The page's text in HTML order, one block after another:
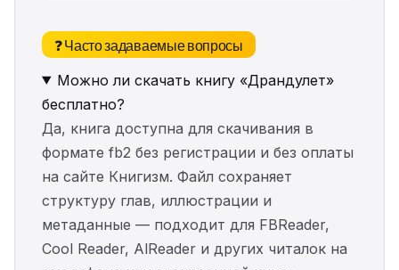
❓ Часто задаваемые вопросы
Можно ли скачать книгу «Драндулет»
бесплатно?
Да, книга доступна для скачивания в
формате fb2 без регистрации и без оплаты
на сайте Книгизм. Файл сохраняет
структуру глав, иллюстрации и
метаданные — подходит для FBReader,
Cool Reader, AlReader и других читалок на